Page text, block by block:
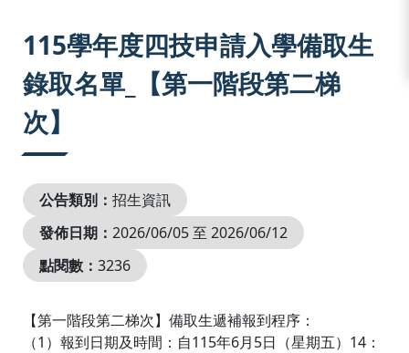
115學年度四技申請入學備取生
錄取名單_【第一階段第二梯
次】
公告類別： 招生資訊
發佈日期： 2026/06/05 至 2026/06/12
點閱數： 3236
【第一階段第二梯次】備取生遞補報到程序：
（1）報到日期及時間：自115年6月5日（星期五）14：